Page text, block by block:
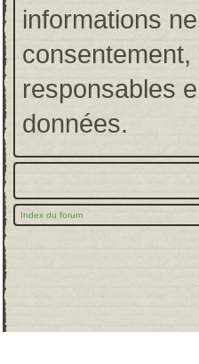
informations
responsables
données.
Index du forum